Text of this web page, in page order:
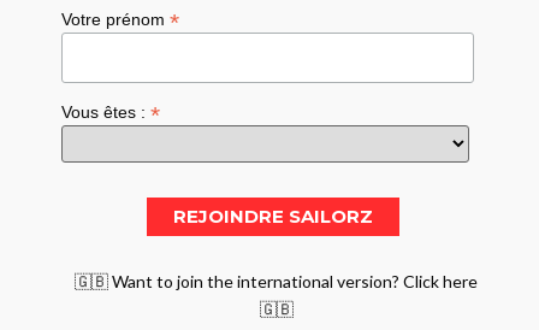
Votre prénom*
Vous êtes :*
🇬🇧 Want to join the international version? Click here
🇬🇧